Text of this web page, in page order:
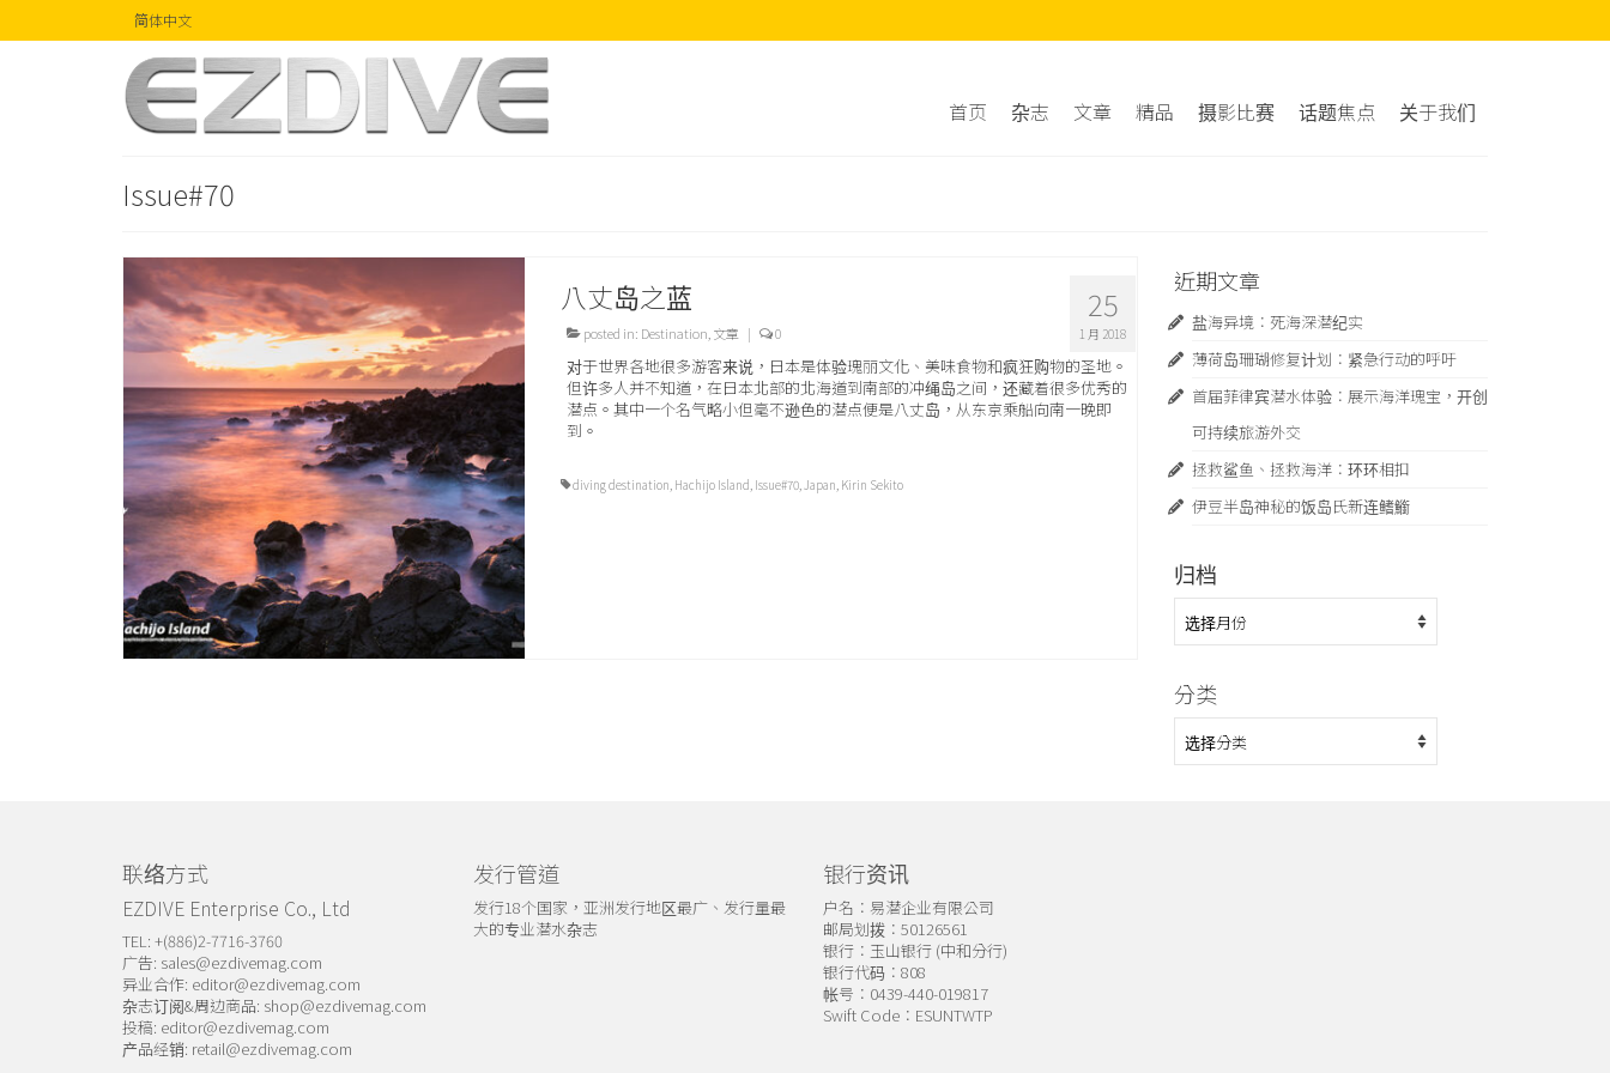
简体中文
首页 杂志 文章 精品 摄影比赛 话题焦点 关于我们
Issue#70
25
1 月 2018
八丈岛之蓝
posted in: Destination,文章 | 0
对于世界各地很多游客来说，日本是体验瑰丽文化、美味食物和疯狂购物的圣地。
但许多人并不知道，在日本北部的北海道到南部的冲绳岛之间，还藏着很多优秀的
潜点。其中一个名气略小但毫不逊色的潜点便是八丈岛，从东京乘船向南一晚即
到。
diving destination, Hachijo Island, Issue#70,Japan, Kirin Sekito
近期文章
盐海异境：死海深潜纪实
薄荷岛珊瑚修复计划：紧急行动的呼吁
首届菲律宾潜水体验：展示海洋瑰宝，开创
可持续旅游外交
拯救鲨鱼、拯救海洋：环环相扣
伊豆半岛神秘的饭岛氏新连鳍䲗
归档
档
分类
类
联络方式
EZDIVE Enterprise Co., Ltd
TEL: +(886)2-7716-3760
广告: sales@ezdivemag.com
异业合作: editor@ezdivemag.com
杂志订阅&周边商品: shop@ezdivemag.com
投稿: editor@ezdivemag.com
产品经销: retail@ezdivemag.com
发行管道
发行18个国家，亚洲发行地区最广、发行量最
大的专业潜水杂志
银行资讯
户名：易潜企业有限公司
邮局划拨：50126561
银行：玉山银行 (中和分行)
银行代码：808
帐号：0439-440-019817
Swift Code：ESUNTWTP